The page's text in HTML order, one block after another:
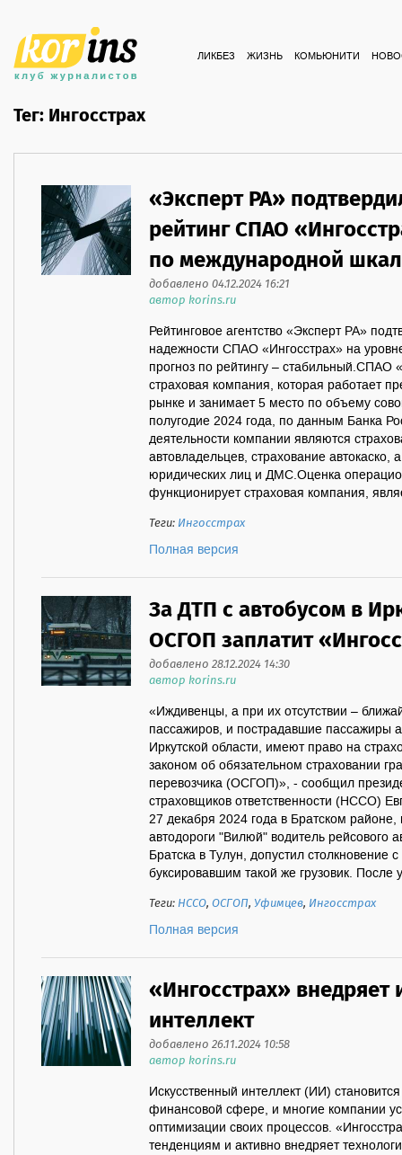
ЛИКБЕЗ ЖИЗНЬ КОМЬЮНИТИ
Тег: Ингосстрах
«Эксперт РА»
рейтинг СПАО
по международной
добавлено 04.12.2024 16:21
автор korins.ru
Рейтинговое агентство «Эксперт РА»
надежности СПАО «Ингосстрах» на
прогноз по рейтингу – стабильный.СПАО
страховая компания, которая работает
рынке и занимает 5 место по объему
полугодие 2024 года, по данным Банка
деятельности компании являются
автовладельцев, страхование автокаско,
юридических лиц и ДМС.Оценка
функционирует страховая компания,
Теги:Ингосстрах
Полная версия
За ДТП с автобусом в
ОСГОП заплатит
добавлено 28.12.2024 14:30
автор korins.ru
«Иждивенцы, а при их отсутствии –
пассажиров, и пострадавшие пассажиры
Иркутской области, имеют право на
законом об обязательном страховании
перевозчика (ОСГОП)», - сообщил
страховщиков ответственности (НССО)
27 декабря 2024 года в Братском
автодороги "Вилюй" водитель рейсового
Братска в Тулун, допустил столкновение
буксировавшим такой же грузовик. После
Теги:НССО,ОСГОП, Уфимцев, Ингосстрах
Полная версия
«Ингосстрах» внедряет
интеллект
добавлено 26.11.2024 10:58
автор korins.ru
Искусственный интеллект (ИИ)
финансовой сфере, и многие компании
оптимизации своих процессов.
тенденциям и активно внедряет